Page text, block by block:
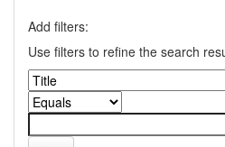
Add filters:
Use filters to refine the search